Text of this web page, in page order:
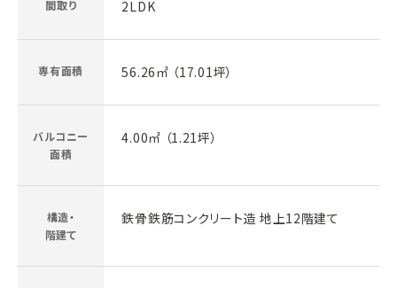
間取り 2LDK
専有面積 56.26㎡ （17.01坪）
バルコニー
面積
4.00㎡ （1.21坪）
構造・
階建て
鉄骨鉄筋コンクリート造 地上12階建て